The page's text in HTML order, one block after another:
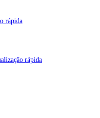
rápida
rápida